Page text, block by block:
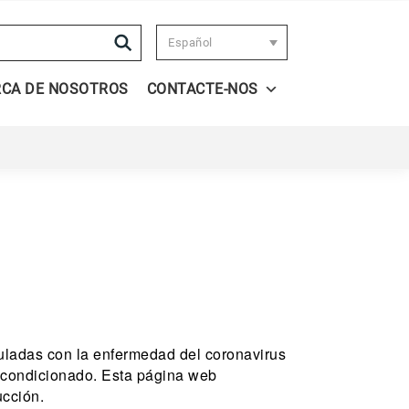
Español
DE NOSOTROS CONTACTE-NOS
con la enfermedad del coronavirus
Esta página web